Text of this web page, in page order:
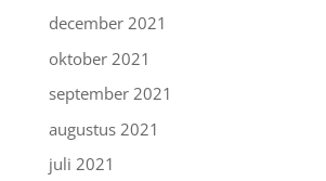
december 2021
oktober 2021
september 2021
augustus 2021
juli 2021